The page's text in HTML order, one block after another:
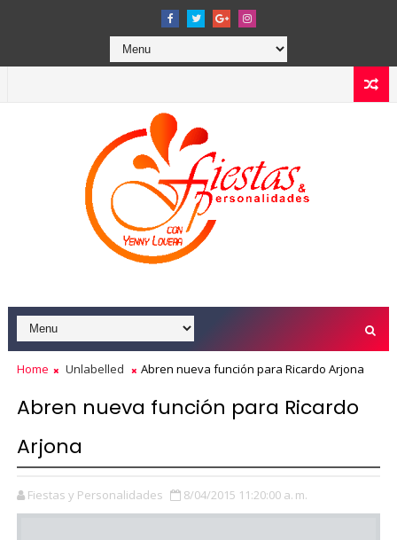
Home Unlabelled Abren nueva función para Ricardo Arjona
Abren nueva función para Ricardo
Arjona
Fiestas y Personalidades 8/04/2015 11:20:00 a. m.